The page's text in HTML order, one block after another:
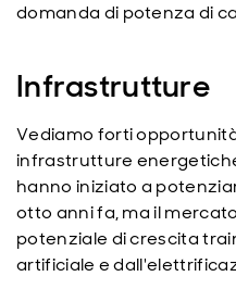
domanda di potenza di
Infrastrutture
Vediamo forti
infrastrutture
hanno iniziato a
otto anni fa, ma il
potenziale di crescita
artificiale e